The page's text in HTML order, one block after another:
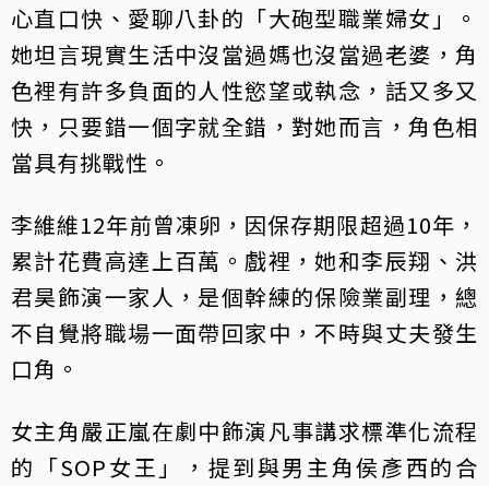
心直口快、愛聊八卦的「大砲型職業婦女」。
她坦言現實生活中沒當過媽也沒當過老婆，角
色裡有許多負面的人性慾望或執念，話又多又
快，只要錯一個字就全錯，對她而言，角色相
當具有挑戰性。
李維維12年前曾凍卵，因保存期限超過10年，
累計花費高達上百萬。戲裡，她和李辰翔、洪
君昊飾演一家人，是個幹練的保險業副理，總
不自覺將職場一面帶回家中，不時與丈夫發生
口角。
女主角嚴正嵐在劇中飾演凡事講求標準化流程
的「SOP女王」，提到與男主角侯彥西的合